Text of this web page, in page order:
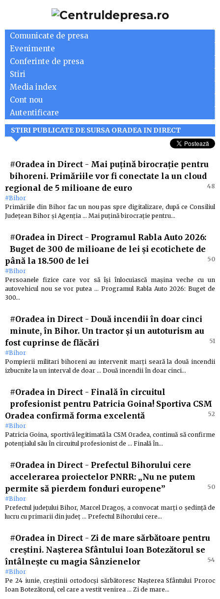
Comunicate de presa
Evenimente
Conferinte de presa
Stiri
Media index
Cont nou
Autentificare
STIRI PUBLICATE DE SURSA ORADEA IN DIRECT
#Oradea in Direct - Mai puțină birocrație pentru
bihoreni. Primăriile vor fi conectate la un cloud
regional de 5 milioane de euro
48
#Bihor
Primăriile din Bihor fac un nou pas spre digitalizare, după ce Consiliul
Județean Bihor și Agenția … Mai puțină birocrație pentru…
#Oradea in Direct - Programul Rabla Auto 2026:
Buget de 300 de milioane de lei și ecotichete de
până la 18.500 de lei
50
#Bihor
Persoanele fizice care vor să își înlocuiască mașina veche cu un
autovehicul nou se vor putea … Programul Rabla Auto 2026: Buget de
300…
#Oradea in Direct - Două incendii în doar cinci
minute, în Bihor. Un tractor și un autoturism au
fost cuprinse de flăcări
51
#Bihor
Pompierii militari bihoreni au intervenit marți seară la două incendii
izbucnite la un interval de doar … Două incendii în doar cinci…
#Oradea in Direct - Finală în circuitul
profesionist pentru Patricia Goina! Sportiva CSM
Oradea confirmă forma excelentă
52
#Bihor
Patricia Goina, sportivă legitimată la CSM Oradea, continuă să confirme
potențialul său în circuitul profesionist de … Finală în…
#Oradea in Direct - Prefectul Bihorului cere
accelerarea proiectelor PNRR: „Nu ne putem
permite să pierdem fonduri europene”
50
#Bihor
Prefectul județului Bihor, Marcel Dragoș, a convocat marți o ședință de
lucru cu primarii din județ … Prefectul Bihorului cere…
#Oradea in Direct - Zi de mare sărbătoare pentru
creștini. Nașterea Sfântului Ioan Botezătorul se
întâlnește cu magia Sânzienelor
54
#Bihor
Pe 24 iunie, creștinii ortodocși sărbătoresc Nașterea Sfântului Proroc
Ioan Botezătorul, cel care a vestit venirea … Zi de mare…